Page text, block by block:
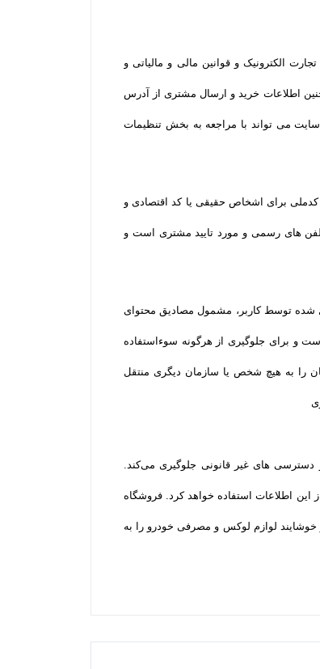
الکترونیک و قوانین مالی و مالیاتی و
اطلاعات خرید و ارسال مشتری از آدرس
می تواند با مراجعه به بخش تنظیمات
برای اشخاص حقیقی یا کد اقتصادی و
های رسمی و مورد تایید مشتری است و
شده توسط کاربر، مشمول مصادیق محتوای
و برای جلوگیری از هرگونه سوءاستفاده
را به هیچ شخص یا سازمان دیگری منتقل
دسترسی‌ های غیر قانونی جلوگیری می‌کند.
اطلاعات استفاده خواهد کرد. فروشگاه
لوازم لوکس و مصرفی خودرو را به